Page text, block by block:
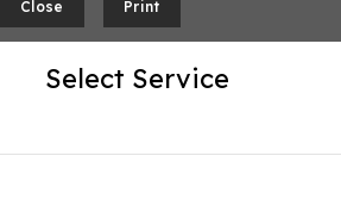
Close Print
Select Service